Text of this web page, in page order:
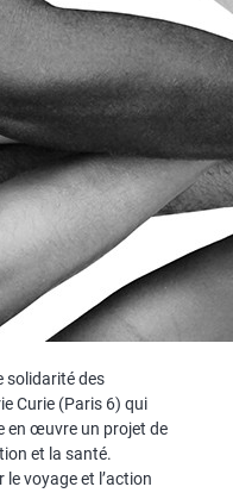
solidarité des
Curie (Paris 6) qui
en œuvre un projet de
et la santé.
voyage et l’action